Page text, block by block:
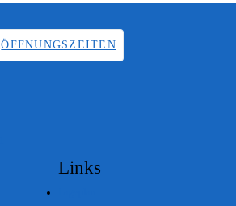
ÖFFNUNGSZEITEN
Links